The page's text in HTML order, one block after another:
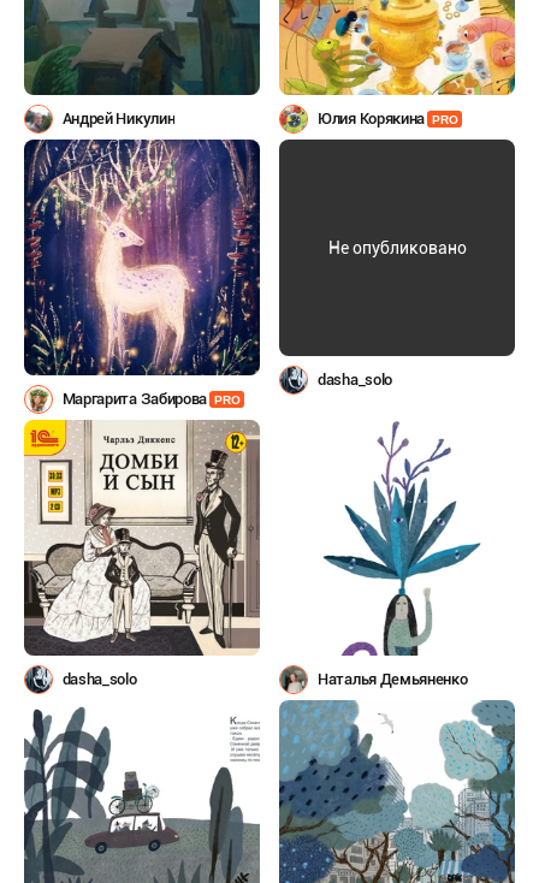
Андрей Никулин Юлия Корякина PRO
Маргарита Забирова PRO
Не опубликовано
dasha_solo
dasha_solo Наталья Демьяненко